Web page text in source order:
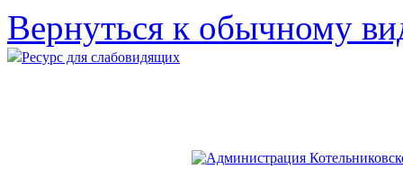
Вернуться к обычному
Ресурс для слабовидящих